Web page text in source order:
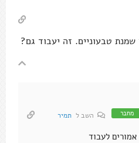
שמנת טבעוניים. זה יעבוד גם?
מחבר השב ל תמיר
לעבוד